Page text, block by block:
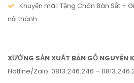
Khuyến mãi: Tặng Chân Bàn Sắt +
nội thành
XƯỞNG SẢN XUẤT BÀN GỖ NGUYÊN
Hotline/Zalo: 0813.246.246 –